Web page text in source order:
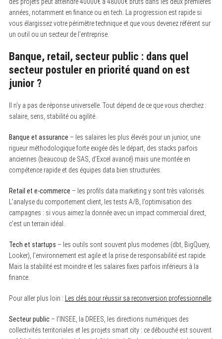
années, notamment en finance ou en tech. La progression est rapide si
vous élargissez votre périmètre technique et que vous devenez référent sur
un outil ou un secteur de l’entreprise.
Banque, retail, secteur public : dans quel
secteur postuler en priorité quand on est
junior ?
Il n’y a pas de réponse universelle. Tout dépend de ce que vous cherchez :
salaire, sens, stabilité ou agilité.
Banque et assurance – les salaires les plus élevés pour un junior, une
rigueur méthodologique forte exigée dès le départ, des stacks parfois
anciennes (beaucoup de SAS, d’Excel avancé) mais une montée en
compétence rapide et des équipes data bien structurées.
Retail et e-commerce – les profils data marketing y sont très valorisés.
L’analyse du comportement client, les tests A/B, l’optimisation des
campagnes : si vous aimez la donnée avec un impact commercial direct,
c’est un terrain idéal.
Tech et startups – les outils sont souvent plus modernes (dbt, BigQuery,
Looker), l’environnement est agile et la prise de responsabilité est rapide.
Mais la stabilité est moindre et les salaires fixes parfois inférieurs à la
finance.
Pour aller plus loin : Les clés pour réussir sa reconversion professionnelle.
Secteur public– l’INSEE, la DREES, les directions numériques des
collectivités territoriales et les projets smart city : ce débouché est souvent